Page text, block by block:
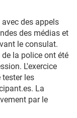
des appels
des médias et
le consulat.
la police ont été
L'exercice
tester les
La
par le